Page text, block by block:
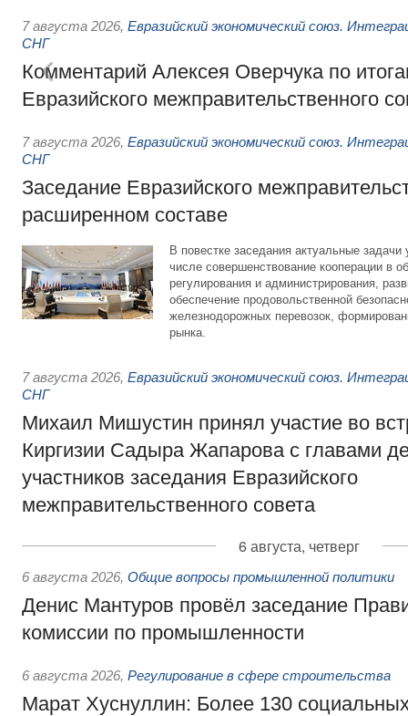
7 августа 2026, Евразийский экономический союз.
СНГ
Комментарий Алексея Оверчука по
Евразийского межправительственного
7 августа 2026, Евразийский экономический союз.
СНГ
Заседание Евразийского
расширенном составе
В повестке заседания актуальные задачи
числе совершенствование кооперации в
регулирования и администрирования,
обеспечение продовольственной
железнодорожных перевозок,
рынка.
7 августа 2026, Евразийский экономический союз.
СНГ
Михаил Мишустин принял участие во
Киргизии Садыра Жапарова с главами
участников заседания Евразийского
межправительственного совета
6 августа, четверг
6 августа 2026, Общие вопросы промышленной политики
Денис Мантуров провёл заседание
комиссии по промышленности
6 августа 2026, Регулирование в сфере строительства
Марат Хуснуллин: Более 130